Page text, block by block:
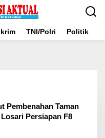
TNI/Polri Politik
Pembenahan Taman
Persiapan F8